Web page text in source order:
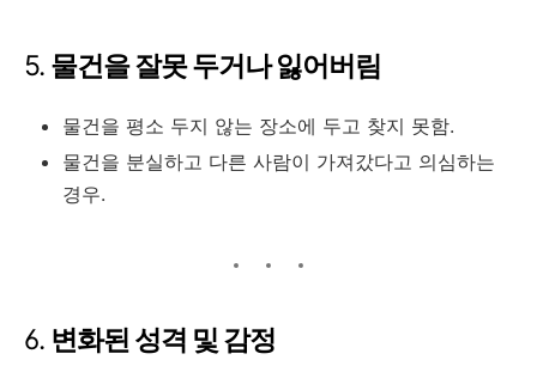
5. 물건을 잘못 두거나 잃어버림
물건을 평소 두지 않는 장소에 두고 찾지 못함.
물건을 분실하고 다른 사람이 가져갔다고 의심하는
경우.
6. 변화된 성격 및 감정